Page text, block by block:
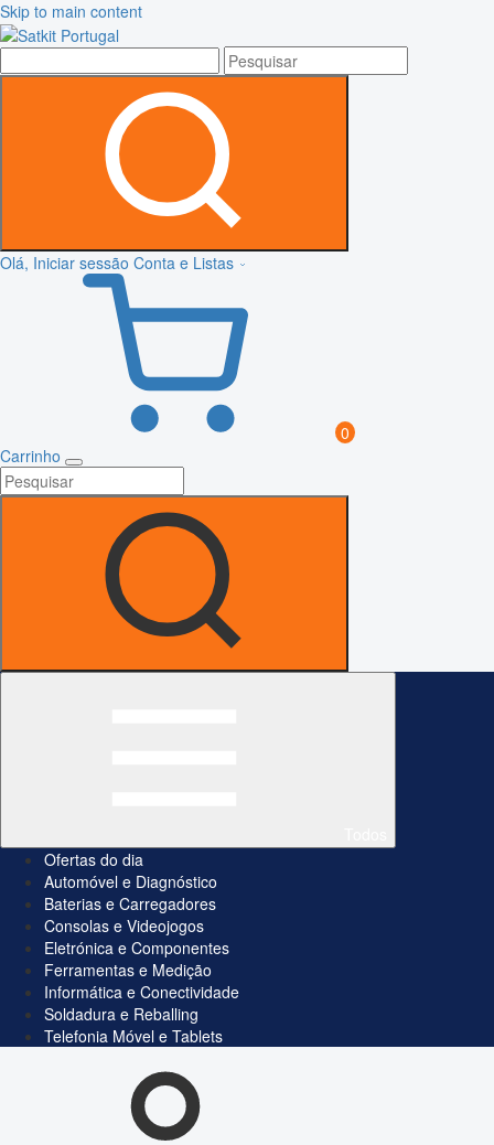
Skip to main content
Olá, Iniciar sessão Conta e Listas
0
Carrinho
Ofertas do dia
Automóvel e Diagnóstico
Baterias e Carregadores
Consolas e Videojogos
Eletrónica e Componentes
Ferramentas e Medição
Informática e Conectividade
Soldadura e Reballing
Telefonia Móvel e Tablets